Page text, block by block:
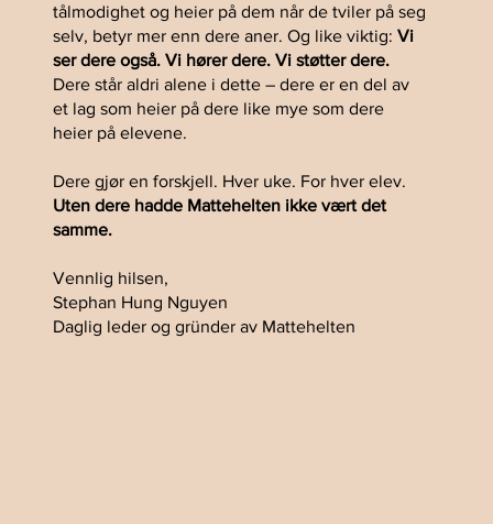
tålmodighet og heier på dem når de tviler på seg
selv, betyr mer enn dere aner. Og like viktig: Vi
ser dere også. Vi hører dere. Vi støtter dere.
Dere står aldri alene i dette – dere er en del av
et lag som heier på dere like mye som dere
heier på elevene.
Dere gjør en forskjell. Hver uke. For hver elev.
Uten dere hadde Mattehelten ikke vært det
samme.
Vennlig hilsen,
Stephan Hung Nguyen
Daglig leder og gründer av Mattehelten